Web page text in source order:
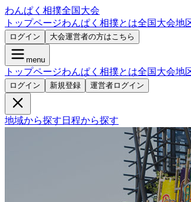
わんぱく相撲全国大会
トップページわんぱく相撲とは全国大会地
ログイン 大会運営者の方はこちら
menu
トップページわんぱく相撲とは全国大会地
ログイン 新規登録 運営者ログイン
地域から探す 日程から探す